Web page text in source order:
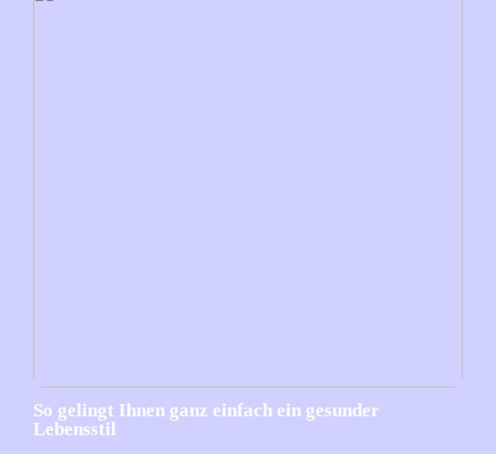
So gelingt Ihnen ganz einfach ein gesunder
Lebensstil